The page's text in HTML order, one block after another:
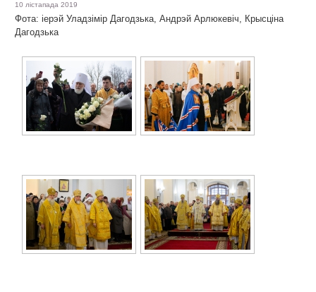
10 лістапада 2019
Фота: іерэй Уладзімір Дагодзька, Андрэй Арлюкевіч, Крысціна
Дагодзька